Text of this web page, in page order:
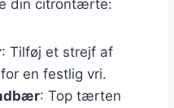
din citrontærte:
: Tilføj et strejf af
en festlig vri.
: Top tærten